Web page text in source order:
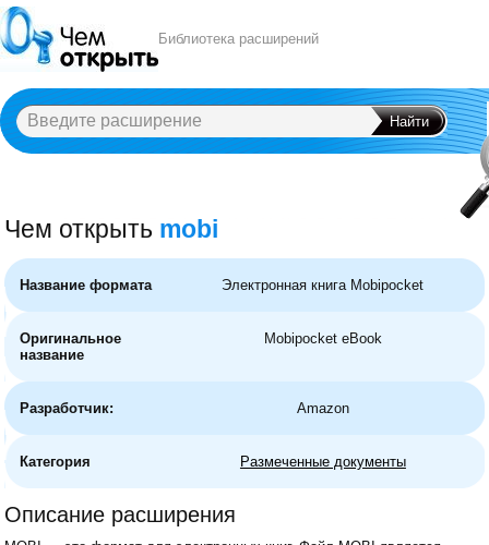
Библиотека расширений
A B C E G H I J X
Чем открыть mobi
Название формата Электронная книга Mobipocket
Оригинальное
название
Mobipocket eBook
Разработчик: Amazon
Категория Размеченные документы
Описание расширения